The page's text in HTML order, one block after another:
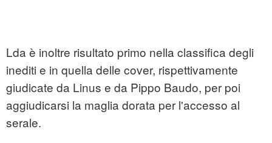
Lda è inoltre risultato primo nella classifica degli
inediti e in quella delle cover, rispettivamente
giudicate da Linus e da Pippo Baudo, per poi
aggiudicarsi la maglia dorata per l'accesso al
serale.